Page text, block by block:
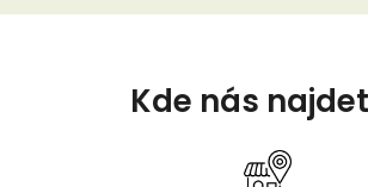
Kde nás